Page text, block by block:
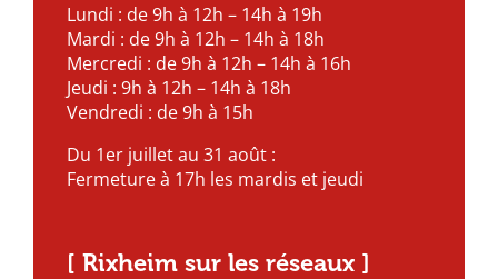
Lundi : de 9h à 12h – 14h à 19h
Mardi : de 9h à 12h – 14h à 18h
Mercredi : de 9h à 12h – 14h à 16h
Jeudi : 9h à 12h – 14h à 18h
Vendredi : de 9h à 15h
Du 1er juillet au 31 août :
Fermeture à 17h les mardis et jeudi
[ Rixheim sur les réseaux ]